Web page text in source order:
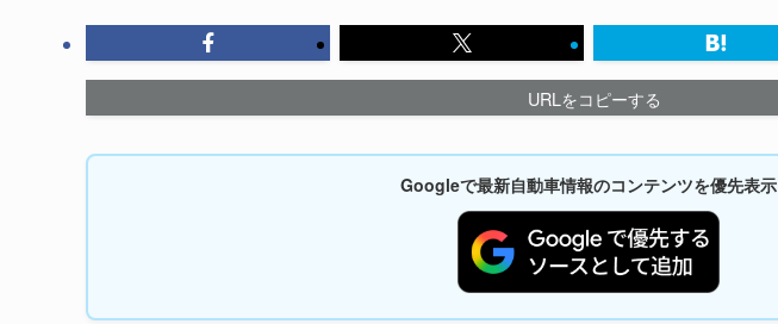
URLをコピーする
Googleで最新自動車情報のコンテンツを優先表示